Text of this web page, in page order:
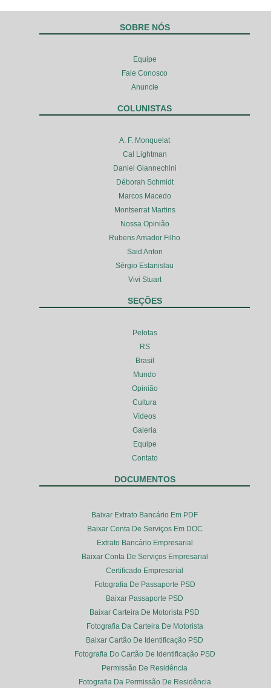
SOBRE NÓS
Equipe
Fale Conosco
Anuncie
COLUNISTAS
A. F. Monquelat
Cal Lightman
Daniel Giannechini
Déborah Schmidt
Marcos Macedo
Montserrat Martins
Nossa Opinião
Rubens Amador Filho
Said Anton
Sérgio Estanislau
Vivi Stuart
SEÇÕES
Pelotas
RS
Brasil
Mundo
Opinião
Cultura
Vídeos
Galeria
Equipe
Contato
DOCUMENTOS
Baixar Extrato Bancário Em PDF
Baixar Conta De Serviços Em DOC
Extrato Bancário Empresarial
Baixar Conta De Serviços Empresarial
Certificado Empresarial
Fotografia De Passaporte PSD
Baixar Passaporte PSD
Baixar Carteira De Motorista PSD
Fotografia Da Carteira De Motorista
Baixar Cartão De Identificação PSD
Fotografia Do Cartão De Identificação PSD
Permissão De Residência
Fotografia Da Permissão De Residência